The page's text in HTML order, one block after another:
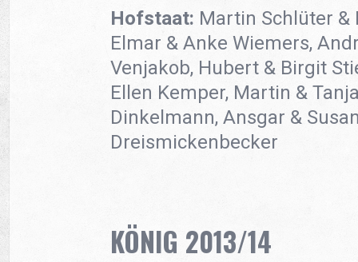
Hofstaat: Martin Schlüter &
Elmar & Anke Wiemers,
Venjakob, Hubert & Birgit
Ellen Kemper, Martin &
Dinkelmann, Ansgar &
Dreismickenbecker
KÖNIG 2013/14